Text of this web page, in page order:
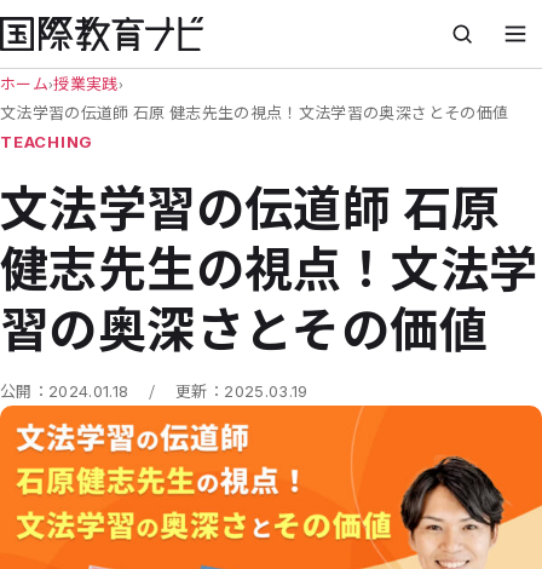
ホーム›授業実践›
文法学習の伝道師 石原 健志先生の視点！文法学習の奥深さとその価値
TEACHING
文法学習の伝道師 石原
健志先生の視点！文法学
習の奥深さとその価値
公開： 2024.01.18 / 更新： 2025.03.19